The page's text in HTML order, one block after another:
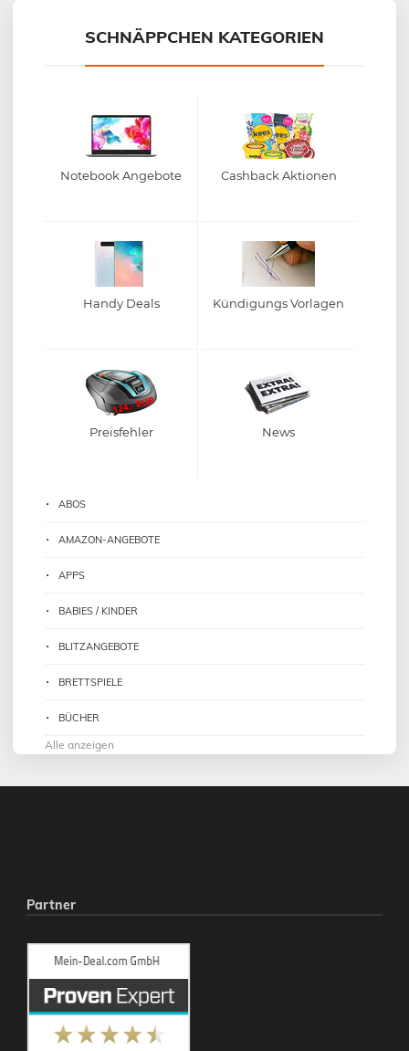
SCHNÄPPCHEN KATEGORIEN
Notebook Angebote Cashback Aktionen
Handy Deals Kündigungs Vorlagen
Preisfehler News
ABOS
AMAZON-ANGEBOTE
APPS
BABIES / KINDER
BLITZANGEBOTE
BRETTSPIELE
BÜCHER
Alle anzeigen
Partner